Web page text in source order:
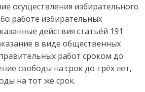
осуществления избирательного
работе избирательных
действия статьёй 191
в виде общественных
работ сроком до
свободы на срок до трёх лет,
на тот же срок.